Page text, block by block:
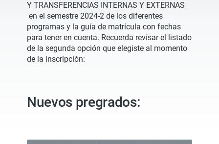
Y TRANSFERENCIAS INTERNAS Y EXTERNAS
en el semestre 2024-2 de los diferentes
programas y la guía de matrícula con fechas
para tener en cuenta. Recuerda revisar el listado
de la segunda opción que elegiste al momento
de la inscripción:
Nuevos pregrados: